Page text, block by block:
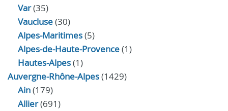
Var(35)
Vaucluse(30)
Alpes-Maritimes(5)
Alpes-de-Haute-Provence(1)
Hautes-Alpes(1)
Auvergne-Rhône-Alpes(1429)
Ain(179)
Allier(691)